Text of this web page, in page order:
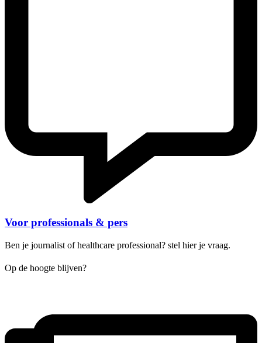
Voor professionals & pers
Ben je journalist of healthcare professional? stel hier je vraag.
Op de hoogte blijven?